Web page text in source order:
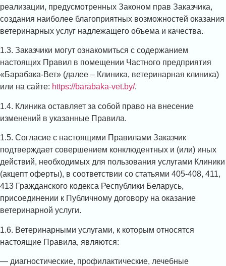
реализации, предусмотренных Законом прав Заказчика,
создания наиболее благоприятных возможностей оказания
ветеринарных услуг надлежащего объема и качества.
1.3. Заказчики могут ознакомиться с содержанием
настоящих Правил в помещении Частного предприятия
«Барабака-Вет» (далее – Клиника, ветеринарная клиника)
или на сайте: https://barabaka-vet.by/.
1.4. Клиника оставляет за собой право на внесение
изменений в указанные Правила.
1.5. Согласие с настоящими Правилами Заказчик
подтверждает совершением конклюдентных и (или) иных
действий, необходимых для пользования услугами Клиники
(акцепт оферты), в соответствии со статьями 405-408, 411,
413 Гражданского кодекса Республики Беларусь,
присоединении к Публичному договору на оказание
ветеринарной услуги.
1.6. Ветеринарными услугами, к которым относятся
настоящие Правила, являются:
— диагностические, профилактические, лечебные